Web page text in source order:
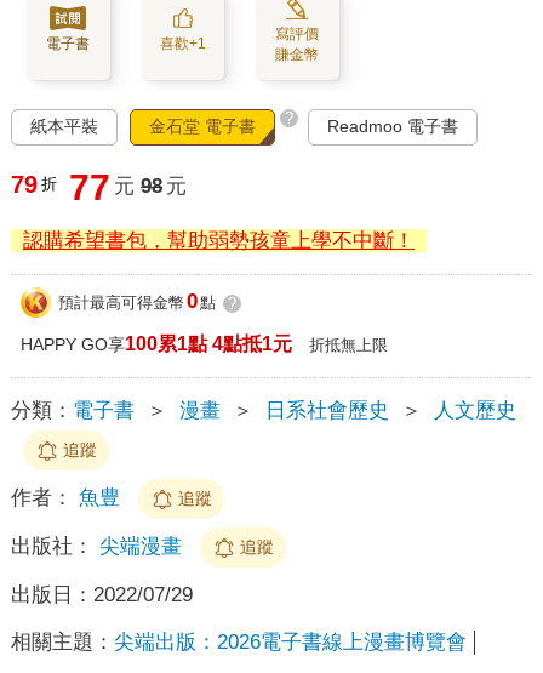
電子書 喜歡+1
寫評價
賺金幣
紙本平裝 金石堂 電子書 ? Readmoo 電子書
79 折 77 元 98 元
認購希望書包，幫助弱勢孩童上學不中斷！
預計最高可得金幣 0點 ?
HAPPY GO享100累1點 4點抵1元 折抵無上限
分類： 電子書 ＞ 漫畫 ＞ 日系社會歷史 ＞ 人文歷史
追蹤
作者： 魚豊 追蹤
出版社： 尖端漫畫 追蹤
出版日： 2022/07/29
相關主題： 尖端出版：2026電子書線上漫畫博覽會